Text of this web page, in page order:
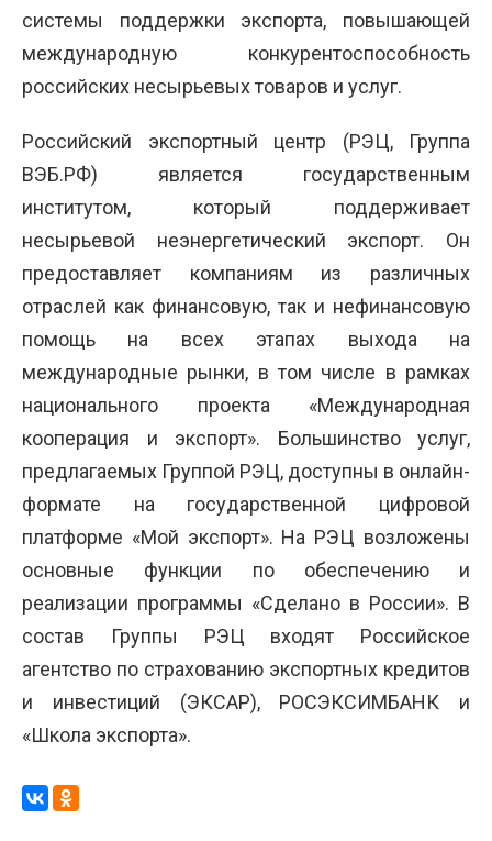
системы поддержки экспорта, повышающей
международную конкурентоспособность
российских несырьевых товаров и услуг.
Российский экспортный центр (РЭЦ, Группа
ВЭБ.РФ) является государственным
институтом, который поддерживает
несырьевой неэнергетический экспорт. Он
предоставляет компаниям из различных
отраслей как финансовую, так и нефинансовую
помощь на всех этапах выхода на
международные рынки, в том числе в рамках
национального проекта «Международная
кооперация и экспорт». Большинство услуг,
предлагаемых Группой РЭЦ, доступны в онлайн-
формате на государственной цифровой
платформе «Мой экспорт». На РЭЦ возложены
основные функции по обеспечению и
реализации программы «Сделано в России». В
состав Группы РЭЦ входят Российское
агентство по страхованию экспортных кредитов
и инвестиций (ЭКСАР), РОСЭКСИМБАНК и
«Школа экспорта».